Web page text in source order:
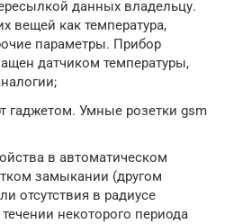
данных владельцу.
вещей как температура,
параметры. Прибор
датчиком температуры,
гаджетом. Умные розетки gsm
в автоматическом
замыкании (другом
отсутствия в радиусе
некоторого периода